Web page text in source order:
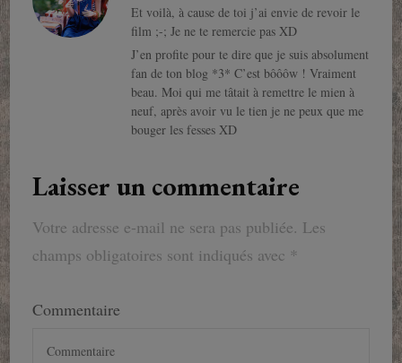
Et voilà, à cause de toi j’ai envie de revoir le
film ;-; Je ne te remercie pas XD
J’en profite pour te dire que je suis absolument
fan de ton blog *3* C’est bôôôw ! Vraiment
beau. Moi qui me tâtait à remettre le mien à
neuf, après avoir vu le tien je ne peux que me
bouger les fesses XD
Laisser un commentaire
Votre adresse e-mail ne sera pas publiée. Les
champs obligatoires sont indiqués avec *
Commentaire